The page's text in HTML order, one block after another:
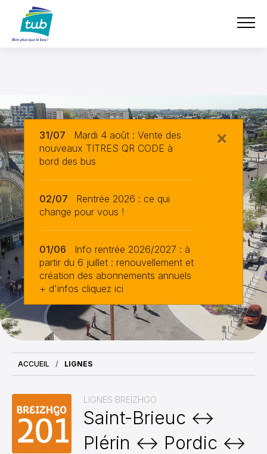
contenu
TUB
31/07
Mardi 4 août : Vente des
nouveaux TITRES QR CODE à
bord des bus
02/07
Rentrée 2026 : ce qui
change pour vous !
01/06
Info rentrée 2026/2027 : à
partir du 6 juillet : renouvellement et
création des abonnements annuels
+ d'infos cliquez ici
×
ACCUEIL LIGNES
LIGNES BREIZHGO
Saint-Brieuc ↔
Plérin ↔ Pordic ↔